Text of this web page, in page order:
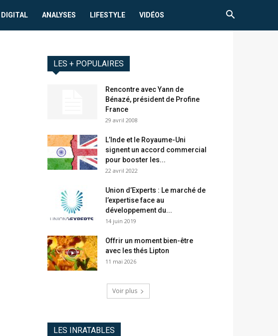
DIGITAL ANALYSES LIFESTYLE VIDÉOS
LES + POPULAIRES
Rencontre avec Yann de
Bénazé, président de Profine
France
29 avril 2008
L’Inde et le Royaume-Uni
signent un accord commercial
pour booster les...
22 avril 2022
Union d’Experts : Le marché de
l’expertise face au
développement du...
14 juin 2019
Offrir un moment bien-être
avec les thés Lipton
11 mai 2026
Voir plus
LES INRATABLES